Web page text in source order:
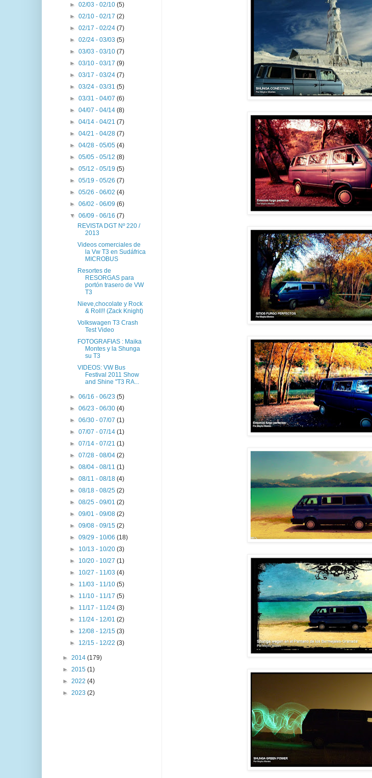
►02/03 - 02/10(5)
►02/10 - 02/17(2)
►02/17 - 02/24(7)
►02/24 - 03/03(5)
►03/03 - 03/10(7)
►03/10 - 03/17(9)
►03/17 - 03/24(7)
►03/24 - 03/31(5)
►03/31 - 04/07(6)
►04/07 - 04/14(8)
►04/14 - 04/21(7)
►04/21 - 04/28(7)
►04/28 - 05/05(4)
►05/05 - 05/12(8)
►05/12 - 05/19(5)
►05/19 - 05/26(7)
►05/26 - 06/02(4)
►06/02 - 06/09(6)
▼06/09 - 06/16(7)
REVISTA DGT Nº 220 /
2013
Videos comerciales de
la Vw T3 en Sudáfrica
MICROBUS
Resortes de
RESORGAS para
portón trasero de VW
T3
Nieve,chocolate y Rock
& Roll!! (Zack Knight)
Volkswagen T3 Crash
Test Video
FOTOGRAFIAS : Maika
Montes y la Shunga
su T3
VIDEOS: VW Bus
Festival 2011 Show
and Shine "T3 RA...
►06/16 - 06/23(5)
►06/23 - 06/30(4)
►06/30 - 07/07(1)
►07/07 - 07/14(1)
►07/14 - 07/21(1)
►07/28 - 08/04(2)
►08/04 - 08/11(1)
►08/11 - 08/18(4)
►08/18 - 08/25(2)
►08/25 - 09/01(2)
►09/01 - 09/08(2)
►09/08 - 09/15(2)
►09/29 - 10/06(18)
► 10/13 - 10/20(3)
► 10/20 - 10/27(1)
► 10/27 - 11/03(4)
► 11/03 - 11/10(5)
► 11/10 - 11/17(5)
► 11/17 - 11/24(3)
► 11/24 - 12/01(2)
► 12/08 - 12/15(3)
► 12/15 - 12/22(3)
► 2014 (179)
► 2015 (1)
► 2022 (4)
► 2023 (2)